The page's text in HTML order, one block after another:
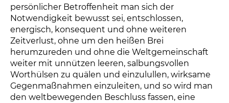
persönlicher Betroffenheit man sich der
Notwendigkeit bewusst sei, entschlossen,
energisch, konsequent und ohne weiteren
Zeitverlust, ohne um den heißen Brei
herumzureden und ohne die Weltgemeinschaft
weiter mit unnützen leeren, salbungsvollen
Worthülsen zu quälen und einzulullen, wirksame
Gegenmaßnahmen einzuleiten, und so wird man
den weltbewegenden Beschluss fassen, eine